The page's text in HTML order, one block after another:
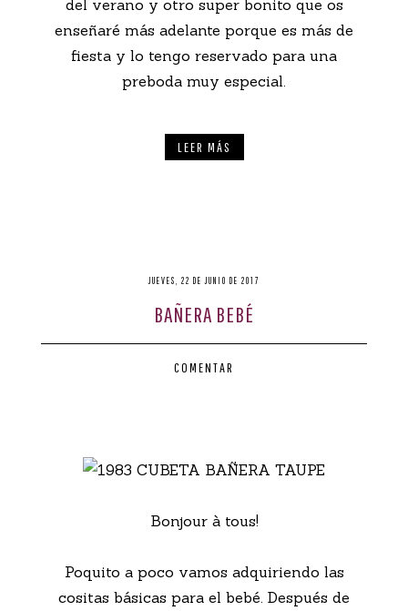
del verano y otro super bonito que os
enseñaré más adelante porque es más de
fiesta y lo tengo reservado para una
preboda muy especial.
LEER MÁS
JUEVES, 22 DE JUNIO DE 2017
BAÑERA BEBÉ
COMENTAR
Bonjour à tous!
Poquito a poco vamos adquiriendo las
cositas básicas para el bebé. Después de